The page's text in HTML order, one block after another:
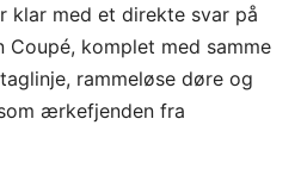
klar med et direkte svar på
Coupé, komplet med samme
rammeløse døre og
ærkefjenden fra